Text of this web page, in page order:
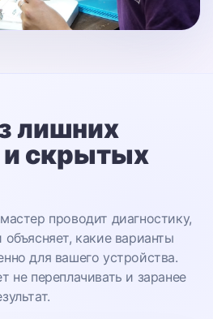
лишних
и скрытых
проводит диагностику,
какие варианты
для вашего устройства.
не переплачивать и заранее